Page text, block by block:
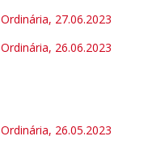
27.06.2023
26.06.2023
26.05.2023